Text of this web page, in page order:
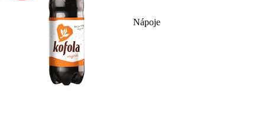
Nápoje